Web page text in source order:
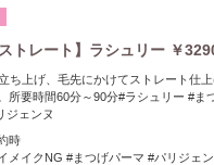
トレート】ラシュリー ￥
ち上げ、毛先にかけてストレート仕
所要時間60分～90分#ラシュリー #ま
ジェンヌ
時
メイクNG #まつげパーマ #パリジェン